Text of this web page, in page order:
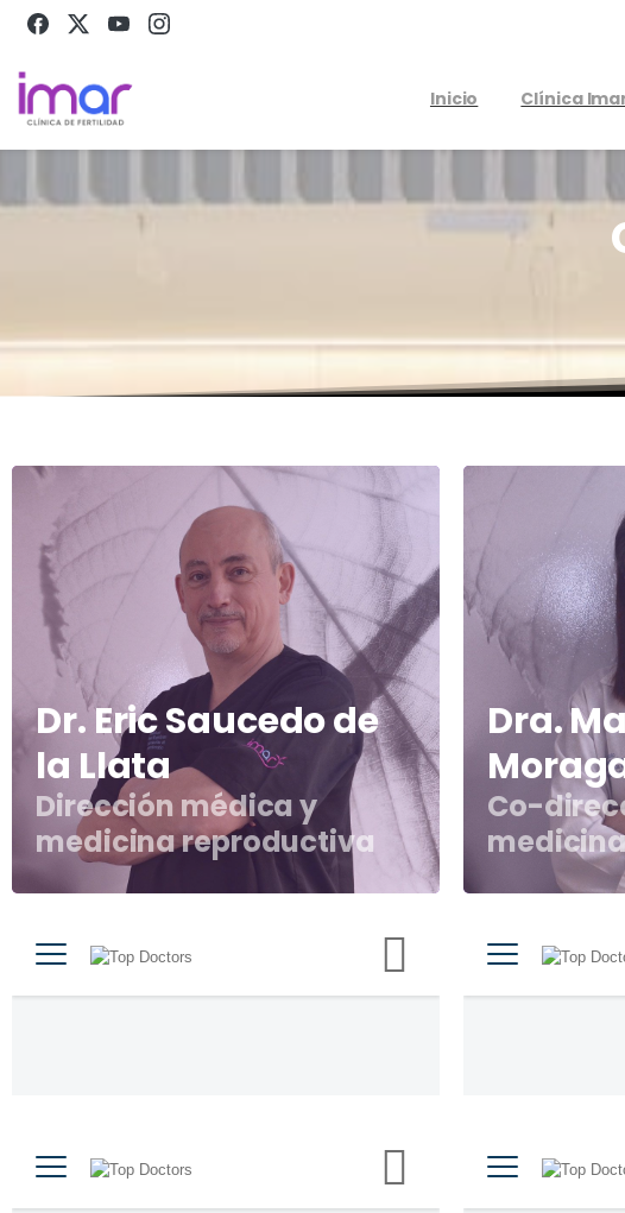
Inicio Clínica
Dr. Eric Saucedo de
la Llata
Dirección médica y
medicina reproductiva
Dra.
Co-